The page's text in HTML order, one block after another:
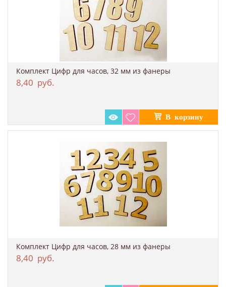
Комплект Цифр для часов, 32 мм из фанеры
8,40 руб.
Комплект Цифр для часов, 28 мм из фанеры
8,40 руб.